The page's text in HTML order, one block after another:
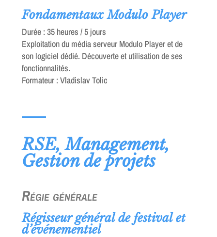
Fondamentaux Modulo Player
Durée : 35 heures / 5 jours
Exploitation du média serveur Modulo Player et de
son logiciel dédié. Découverte et utilisation de ses
fonctionnalités.
Formateur : Vladislav Tolic
RSE, Management,
Gestion de projets
Régie générale
Régisseur général de festival et
d’événementiel